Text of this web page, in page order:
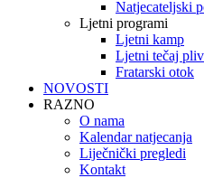
Natjecateljski
Ljetni programi
Ljetni kamp
Ljetni tečaj
Fratarski otok
NOVOSTI
RAZNO
O nama
Kalendar natjecanja
Liječnički pregledi
Kontakt